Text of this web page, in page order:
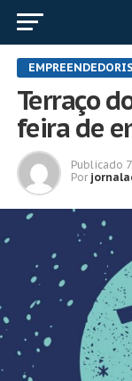
Terraço
feira de
Publicado
Por